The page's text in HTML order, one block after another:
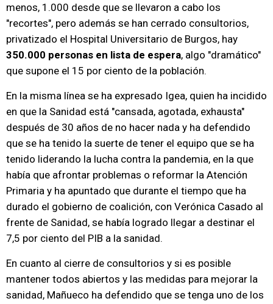
menos, 1.000 desde que se llevaron a cabo los
"recortes", pero además se han cerrado consultorios,
privatizado el Hospital Universitario de Burgos, hay
350.000 personas en lista de espera, algo "dramático"
que supone el 15 por ciento de la población.
En la misma línea se ha expresado Igea, quien ha incidido
en que la Sanidad está "cansada, agotada, exhausta"
después de 30 años de no hacer nada y ha defendido
que se ha tenido la suerte de tener el equipo que se ha
tenido liderando la lucha contra la pandemia, en la que
había que afrontar problemas o reformar la Atención
Primaria y ha apuntado que durante el tiempo que ha
durado el gobierno de coalición, con Verónica Casado al
frente de Sanidad, se había logrado llegar a destinar el
7,5 por ciento del PIB a la sanidad.
En cuanto al cierre de consultorios y si es posible
mantener todos abiertos y las medidas para mejorar la
sanidad, Mañueco ha defendido que se tenga uno de los